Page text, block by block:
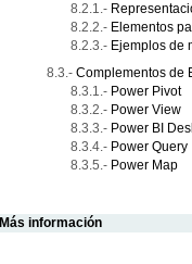
Elementos
Ejemplos de
Complementos de
Power Pivot
Power View
Power BI
Power Query
Power Map
Más información